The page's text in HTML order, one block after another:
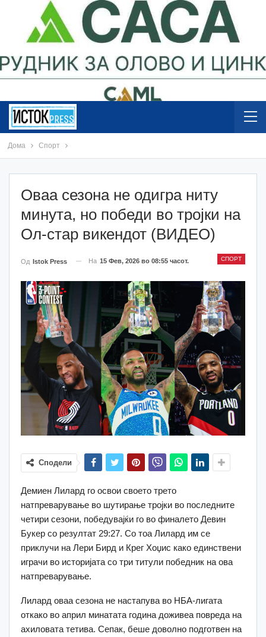
Дома Спорт
Оваа сезона не одигра ниту
минута, но победи во тројки на
Ол-стар викендот (ВИДЕО)
СПОРТ
Од Istok Press На 15 Фев, 2026 во 08:55 часот.
Сподели
Демиен Лилард го освои своето трето
натпреварување во шутирање тројки во последните
четири сезони, победувајќи го во финалето Девин
Букер со резултат 29:27. Со тоа Лилард им се
приклучи на Лери Бирд и Крег Хоџис како единствени
играчи во историјата со три титули победник на ова
натпреварување.
Лилард оваа сезона не настапува во НБА-лигата
откако во април минатата година доживеа повреда на
ахиловата тетива. Сепак, беше доволно подготвен на